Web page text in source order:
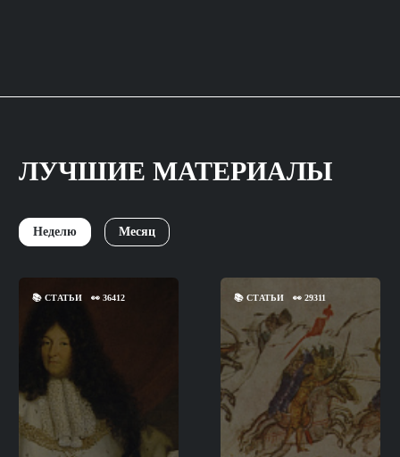
ЛУЧШИЕ МАТЕРИАЛЫ
Неделю Месяц
📚 СТАТЬИ 👀 36412 📚СТАТЬИ 👀29311